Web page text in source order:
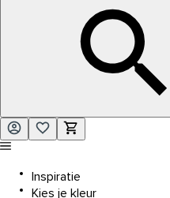
Inspiratie
Kies je kleur